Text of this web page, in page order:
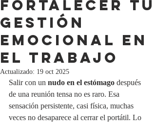
FORTALECER TU
GESTIÓN
EMOCIONAL EN
EL TRABAJO
Actualizado: 19 oct 2025
Salir con un nudo en el estómago después
de una reunión tensa no es raro. Esa
sensación persistente, casi física, muchas
veces no desaparece al cerrar el portátil. Lo